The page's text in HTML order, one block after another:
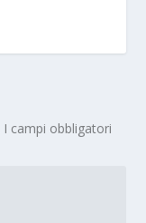
I campi obbligatori